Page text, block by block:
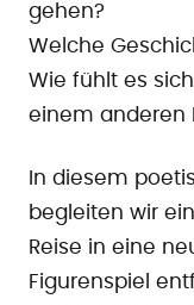
gehen?
Welche
Wie fühlt es
einem anderen
In diesem
begleiten wir
Reise in eine
Figurenspiel